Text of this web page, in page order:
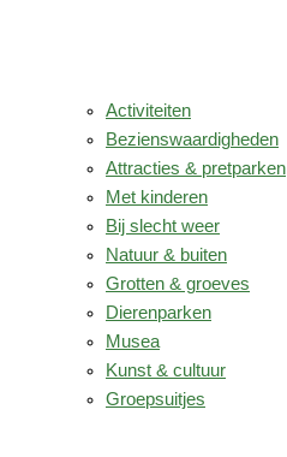
Activiteiten
Bezienswaardigheden
Attracties & pretparken
Met kinderen
Bij slecht weer
Natuur & buiten
Grotten & groeves
Dierenparken
Musea
Kunst & cultuur
Groepsuitjes